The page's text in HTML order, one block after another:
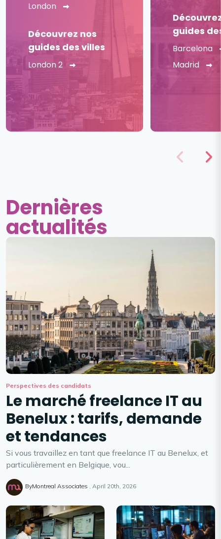
London
Découvrez nos
guides des villes
London 2
guides
Barcelona
Madrid
Dernières
actualités
Perspectives des candidats
Le marché freelance IT au
Benelux : tarifs, demande
et tendances
Si vous travaillez en tant que freelance IT au Benelux, et
particulièrement en Belgique, vou...
ByMontreal Associates April 20th, 2026